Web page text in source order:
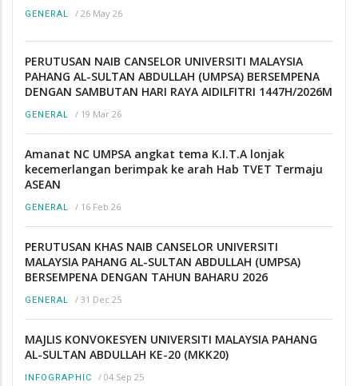
GENERAL / 26 May 26
PERUTUSAN NAIB CANSELOR UNIVERSITI MALAYSIA
PAHANG AL-SULTAN ABDULLAH (UMPSA) BERSEMPENA
DENGAN SAMBUTAN HARI RAYA AIDILFITRI 1447H/2026M
GENERAL / 19 Mar 26
Amanat NC UMPSA angkat tema K.I.T.A lonjak
kecemerlangan berimpak ke arah Hab TVET Termaju
ASEAN
GENERAL / 16 Feb 26
PERUTUSAN KHAS NAIB CANSELOR UNIVERSITI
MALAYSIA PAHANG AL-SULTAN ABDULLAH (UMPSA)
BERSEMPENA DENGAN TAHUN BAHARU 2026
GENERAL / 31 Dec 25
MAJLIS KONVOKESYEN UNIVERSITI MALAYSIA PAHANG
AL-SULTAN ABDULLAH KE-20 (MKK20)
INFOGRAPHIC / 04 Sep 25